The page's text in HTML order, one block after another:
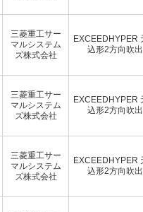
三菱重工サー
マルシステム
ズ株式会社
EXCEEDHYPER
込形2方向吹
三菱重工サー
マルシステム
ズ株式会社
EXCEEDHYPER
込形2方向吹
三菱重工サー
マルシステム
ズ株式会社
EXCEEDHYPER
込形2方向吹